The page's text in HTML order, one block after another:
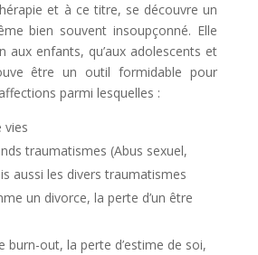
et à ce titre, se découvre un
bien souvent insoupçonné. Elle
aux enfants, qu’aux adolescents et
être un outil formidable pour
parmi lesquelles :
vies
traumatismes (Abus sexuel,
aussi les divers traumatismes
un divorce, la perte d’un être
burn-out, la perte d’estime de soi,